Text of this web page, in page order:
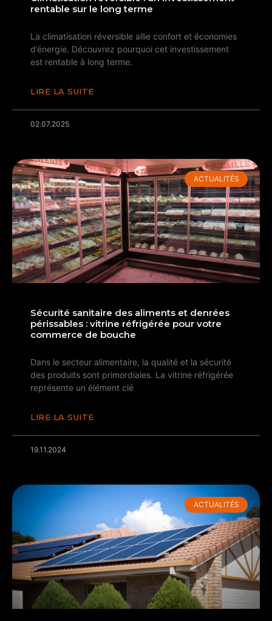
rentable sur le long terme
La climatisation réversible allie confort et économies
d’énergie. Découvrez pourquoi cet investissement
est rentable à long terme.
LIRE LA SUITE
02.07.2025
ACTUALITÉS
Sécurité sanitaire des aliments et denrées
périssables : vitrine réfrigérée pour votre
commerce de bouche
Dans le secteur alimentaire, la qualité et la sécurité
des produits sont primordiales. La vitrine réfrigérée
représente un élément clé
LIRE LA SUITE
19.11.2024
ACTUALITÉS